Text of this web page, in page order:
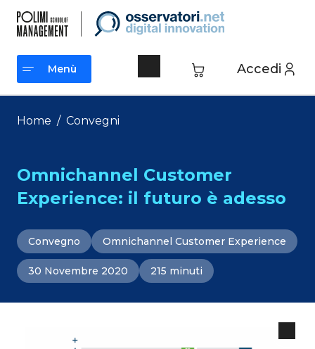
contenuto
Accedi
Menù
Menù
Home / Convegni
Omnichannel Customer
Experience: il futuro è adesso
Convegno Omnichannel Customer Experience
30 Novembre 2020 215 minuti